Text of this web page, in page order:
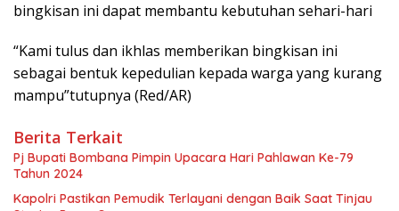
bingkisan ini dapat membantu kebutuhan sehari-hari
“Kami tulus dan ikhlas memberikan bingkisan ini
sebagai bentuk kepedulian kepada warga yang kurang
mampu”tutupnya (Red/AR)
Berita Terkait
Pj Bupati Bombana Pimpin Upacara Hari Pahlawan Ke-79
Tahun 2024
Kapolri Pastikan Pemudik Terlayani dengan Baik Saat Tinjau